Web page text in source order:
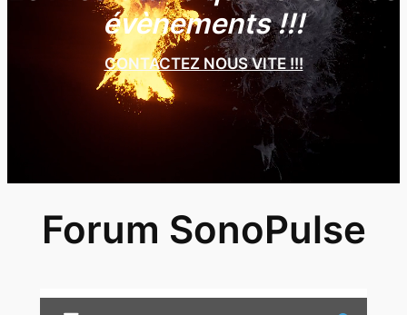
évènements !!!
CONTACTEZ NOUS VITE !!!
Forum SonoPulse